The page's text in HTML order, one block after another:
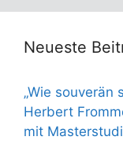
Neueste
„Wie souverän
Herbert
mit